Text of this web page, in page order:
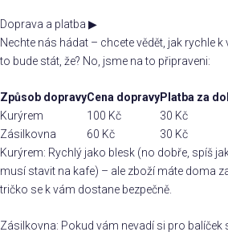
Doprava a platba ▶
Nechte nás hádat – chcete vědět, jak rychle
to bude stát, že? No, jsme na to připraveni:
Způsob dopravyCena dopravyPlatba za
Kurýrem
100 Kč 30 Kč
Zásilkovna
60 Kč 30 Kč
Kurýrem: Rychlý jako blesk (no dobře, spíš
musí stavit na kafe) – ale zboží máte doma
tričko se k vám dostane bezpečně.
Zásilkovna: Pokud vám nevadí si pro balíček